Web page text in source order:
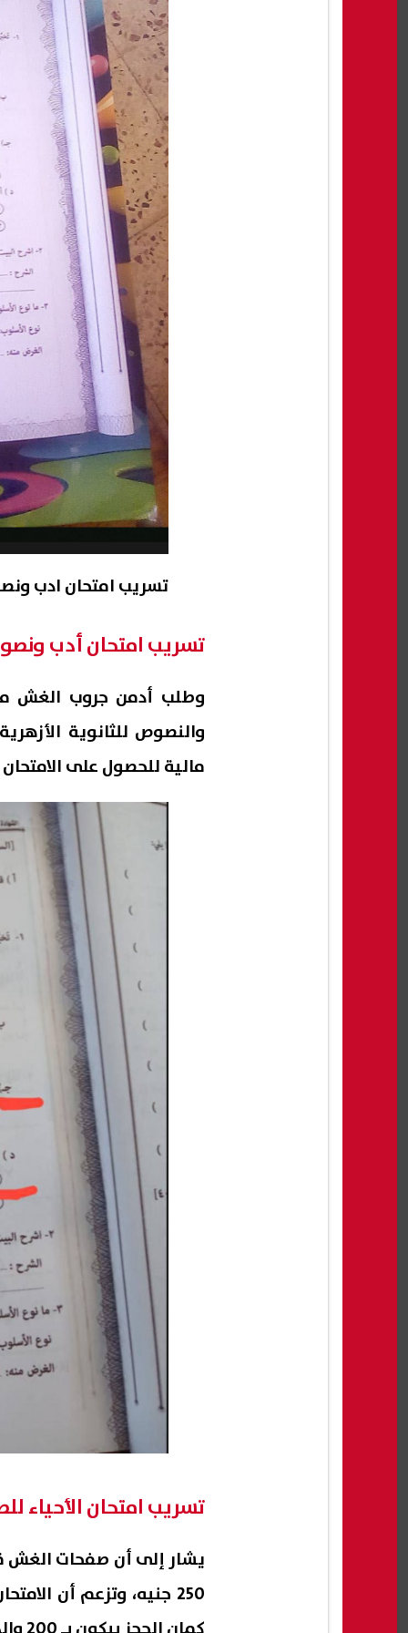
تسريب امتحان ادب ونصوص
تسريب امتحان أدب ونصوص
وطلب أدمن جروب الغش
مالية للحصول على
تسريب امتحان الأحياء للصف
يشار إلى أن صفحات الغش